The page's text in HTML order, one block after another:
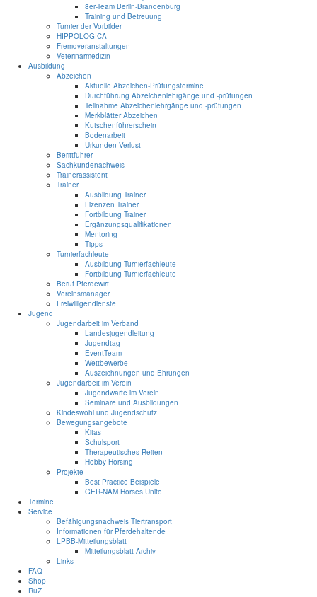
8er-Team Berlin-Brandenburg
Training und Betreuung
Turnier der Vorbilder
HIPPOLOGICA
Fremdveranstaltungen
Veterinärmedizin
Ausbildung
Abzeichen
Aktuelle Abzeichen-Prüfungstermine
Durchführung Abzeichenlehrgänge und -prüfungen
Teilnahme Abzeichenlehrgänge und -prüfungen
Merkblätter Abzeichen
Kutschenführerschein
Bodenarbeit
Urkunden-Verlust
Berittführer
Sachkundenachweis
Trainerassistent
Trainer
Ausbildung Trainer
Lizenzen Trainer
Fortbildung Trainer
Ergänzungsqualifikationen
Mentoring
Tipps
Turnierfachleute
Ausbildung Turnierfachleute
Fortbildung Turnierfachleute
Beruf Pferdewirt
Vereinsmanager
Freiwilligendienste
Jugend
Jugendarbeit im Verband
Landesjugendleitung
Jugendtag
EventTeam
Wettbewerbe
Auszeichnungen und Ehrungen
Jugendarbeit im Verein
Jugendwarte im Verein
Seminare und Ausbildungen
Kindeswohl und Jugendschutz
Bewegungsangebote
Kitas
Schulsport
Therapeutisches Reiten
Hobby Horsing
Projekte
Best Practice Beispiele
GER-NAM Horses Unite
Termine
Service
Befähigungsnachweis Tiertransport
Informationen für Pferdehaltende
LPBB-Mitteilungsblatt
Mitteilungsblatt Archiv
Links
FAQ
Shop
RuZ